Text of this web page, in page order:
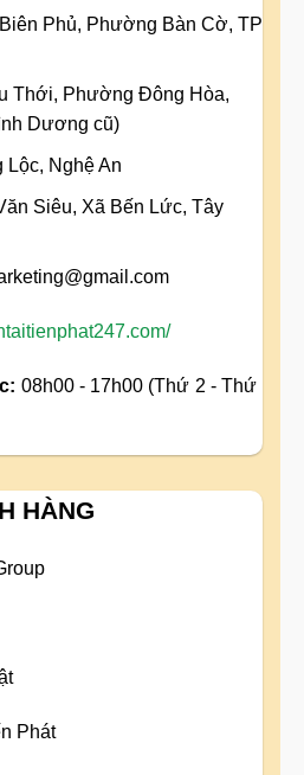
Phủ, Phường Bàn Cờ, TP
Thới, Phường Đông Hòa,
Dương cũ)
Lộc, Nghệ An
Siêu, Xã Bến Lức, Tây
08h00 - 17h00 (Thứ 2 - Thứ
HÀNG
Phát